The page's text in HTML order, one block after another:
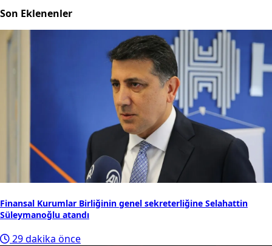
Son Eklenenler
Finansal Kurumlar Birliğinin genel sekreterliğine Selahattin
Süleymanoğlu atandı
29 dakika önce